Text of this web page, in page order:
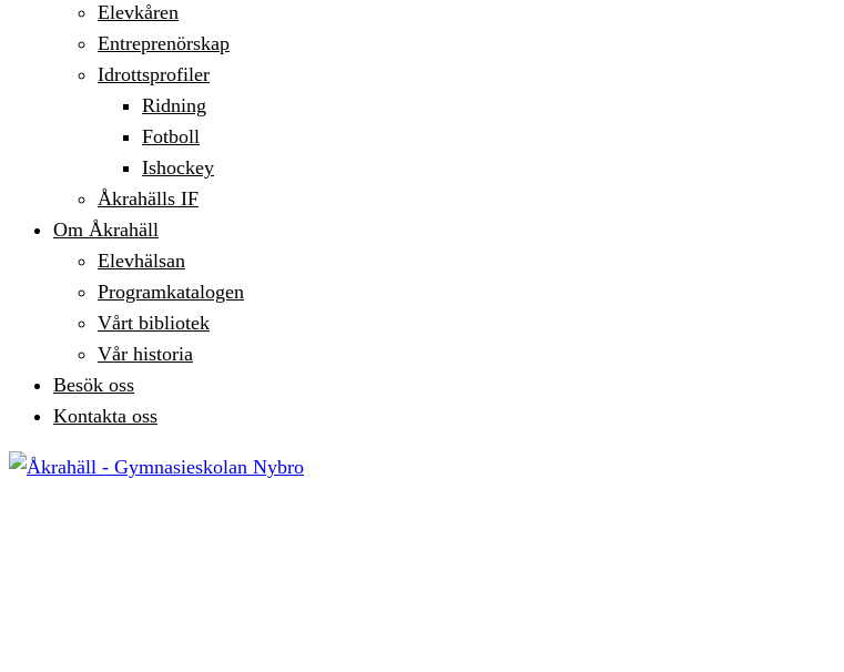
Elevkåren
Entreprenörskap
Idrottsprofiler
Ridning
Fotboll
Ishockey
Åkrahälls IF
Om Åkrahäll
Elevhälsan
Programkatalogen
Vårt bibliotek
Vår historia
Besök oss
Kontakta oss